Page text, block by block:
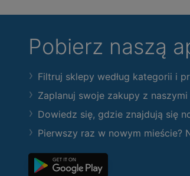
Pobierz naszą
Filtruj sklepy według kategorii i
Zaplanuj swoje zakupy z
Dowiedz się, gdzie znajdują się
Pierwszy raz w nowym mieście?